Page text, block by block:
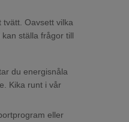
Oavsett vilka
ställa frågor till
du energisnåla
Kika runt i vår
eller